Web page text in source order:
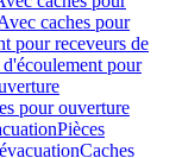
caches pour
pour receveurs de
pour
pour ouverture
Pièces
Caches